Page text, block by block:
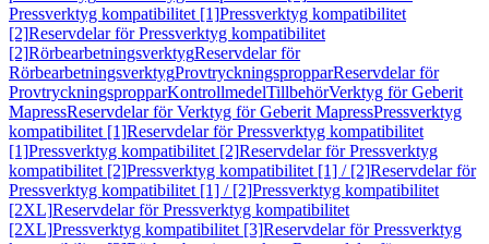
Pressverktyg kompatibilitet [1]Pressverktyg kompatibilitet
[2]Reservdelar för Pressverktyg kompatibilitet
[2]RörbearbetningsverktygReservdelar för
RörbearbetningsverktygProvtryckningspropparReservdelar för
ProvtryckningspropparKontrollmedelTillbehörVerktyg för Geberit
MapressReservdelar för Verktyg för Geberit MapressPressverktyg
kompatibilitet [1]Reservdelar för Pressverktyg kompatibilitet
[1]Pressverktyg kompatibilitet [2]Reservdelar för Pressverktyg
kompatibilitet [2]Pressverktyg kompatibilitet [1] / [2]Reservdelar för
Pressverktyg kompatibilitet [1] / [2]Pressverktyg kompatibilitet
[2XL]Reservdelar för Pressverktyg kompatibilitet
[2XL]Pressverktyg kompatibilitet [3]Reservdelar för Pressverktyg